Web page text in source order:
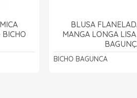
BICHO
BLUSA
MANGA LONGA
BICHO BAGUNCA